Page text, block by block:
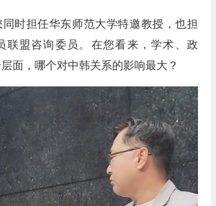
同时担任华东师范大学特邀教授，也担
联盟 咨询委员。在您看来，学术、政
面，哪个对中韩关系的影响最大？